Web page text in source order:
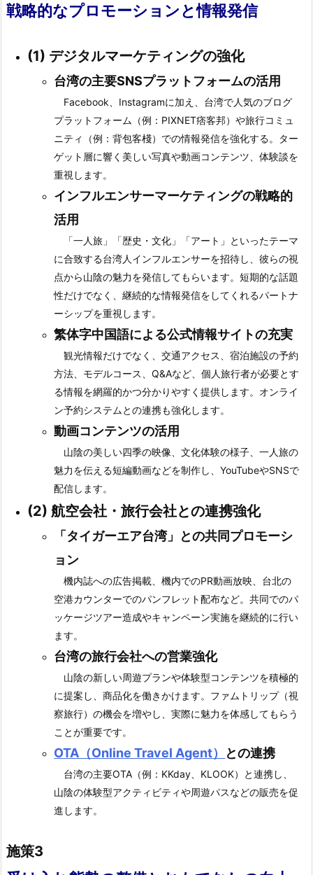
戦略的なプロモーションと情報発信
(1) デジタルマーケティングの強化
台湾の主要SNSプラットフォームの活用
Facebook、Instagramに加え、台湾で人気のブログ
プラットフォーム（例：PIXNET痞客邦）や旅行コミュ
ニティ（例：背包客棧）での情報発信を強化する。ター
ゲット層に響く美しい写真や動画コンテンツ、体験談を
重視します。
インフルエンサーマーケティングの戦略的
活用
「一人旅」「歴史・文化」「アート」といったテーマ
に合致する台湾人インフルエンサーを招待し、彼らの視
点から山陰の魅力を発信してもらいます。短期的な話題
性だけでなく、継続的な情報発信をしてくれるパートナ
ーシップを重視します。
繁体字中国語による公式情報サイトの充実
観光情報だけでなく、交通アクセス、宿泊施設の予約
方法、モデルコース、Q&Aなど、個人旅行者が必要とす
る情報を網羅的かつ分かりやすく提供します。オンライ
ン予約システムとの連携も強化します。
動画コンテンツの活用
山陰の美しい四季の映像、文化体験の様子、一人旅の
魅力を伝える短編動画などを制作し、YouTubeやSNSで
配信します。
(2) 航空会社・旅行会社との連携強化
「タイガーエア台湾」との共同プロモーシ
ョン
機内誌への広告掲載、機内でのPR動画放映、台北の
空港カウンターでのパンフレット配布など。共同でのパ
ッケージツアー造成やキャンペーン実施を継続的に行い
ます。
台湾の旅行会社への営業強化
山陰の新しい周遊プランや体験型コンテンツを積極的
に提案し、商品化を働きかけます。ファムトリップ（視
察旅行）の機会を増やし、実際に魅力を体感してもらう
ことが重要です。
OTA（Online Travel Agent） との連携
台湾の主要OTA（例：KKday、KLOOK）と連携し、
山陰の体験型アクティビティや周遊パスなどの販売を促
進します。
施策3